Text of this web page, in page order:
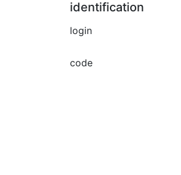
identification
login
code